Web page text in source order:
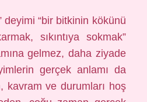
“bir bitkinin kökünü
sıkıntıya sokmak”
gelmez, daha ziyade
gerçek anlamı da
kavram ve durumları hoş